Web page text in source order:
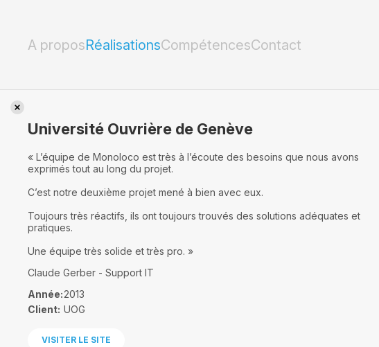
A proposRéalisationsCompétencesContact
Université Ouvrière de Genève
« L’équipe de Monoloco est très à l’écoute des besoins que nous avons
exprimés tout au long du projet.
C’est notre deuxième projet mené à bien avec eux.
Toujours très réactifs, ils ont toujours trouvés des solutions adéquates et
pratiques.
Une équipe très solide et très pro. »
Claude Gerber - Support IT
Année:2013
Client: UOG
VISITER LE SITE